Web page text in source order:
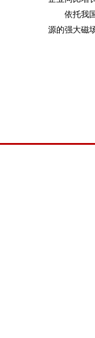
依托我
源的强大磁